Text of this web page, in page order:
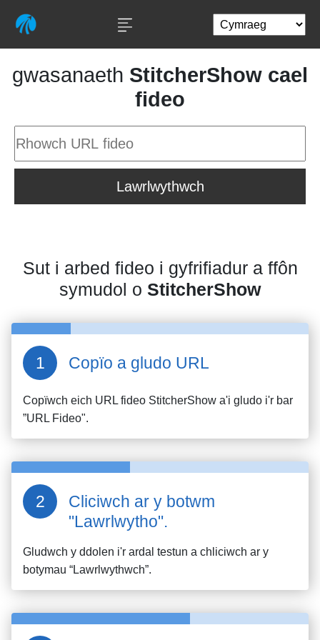
gwasanaeth StitcherShow cael
fideo
Lawrlwythwch
Sut i arbed fideo i gyfrifiadur a ffôn
symudol o StitcherShow
Copïo a gludo URL
Copïwch eich URL fideo StitcherShow a'i gludo i'r bar
”URL Fideo".
Cliciwch ar y botwm
"Lawrlwytho".
Gludwch y ddolen i'r ardal testun a chliciwch ar y
botymau “Lawrlwythwch”.